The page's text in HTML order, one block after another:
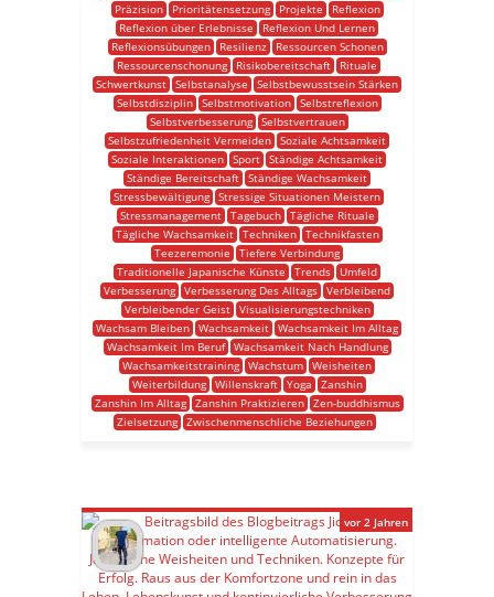
Präzision
Prioritätensetzung Projekte
Reflexion
Reflexion über Erlebnisse
Reflexion Und Lernen
Reflexionsübungen
Resilienz
Ressourcen Schonen
Ressourcenschonung
Risikobereitschaft
Rituale
Schwertkunst Selbstanalyse
Selbstbewusstsein Stärken
Selbstdisziplin
Selbstmotivation
Selbstreflexion
Selbstverbesserung
Selbstvertrauen
Selbstzufriedenheit Vermeiden Soziale Achtsamkeit
Soziale Interaktionen Sport Ständige Achtsamkeit
Ständige Bereitschaft Ständige Wachsamkeit
Stressbewältigung Stressige Situationen Meistern
Stressmanagement
Tagebuch
Tägliche Rituale
Tägliche Wachsamkeit
Techniken
Technikfasten
Teezeremonie
Tiefere Verbindung
Traditionelle Japanische Künste
Trends
Umfeld
Verbesserung Verbesserung Des Alltags Verbleibend
Verbleibender Geist
Visualisierungstechniken
Wachsam Bleiben Wachsamkeit Wachsamkeit Im Alltag
Wachsamkeit Im Beruf
Wachsamkeit Nach Handlung
Wachsamkeitstraining Wachstum Weisheiten
Weiterbildung
Willenskraft Yoga
Zanshin
Zanshin Im Alltag
Zanshin Praktizieren
Zen-buddhismus
Zielsetzung
Zwischenmenschliche Beziehungen
vor 2 Jahren